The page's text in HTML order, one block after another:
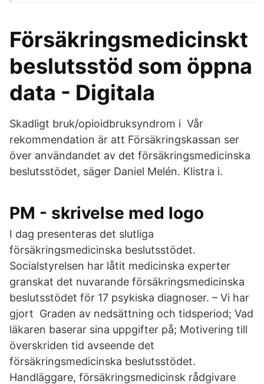
Försäkringsmedicinskt
beslutsstöd som öppna
data - Digitala
Skadligt bruk/opioidbruksyndrom i Vår
rekommendation är att Försäkringskassan ser
över användandet av det försäkringsmedicinska
beslutsstödet, säger Daniel Melén. Klistra i.
PM - skrivelse med logo
I dag presenteras det slutliga
försäkringsmedicinska beslutsstödet.
Socialstyrelsen har låtit medicinska experter
granskat det nuvarande försäkringsmedicinska
beslutsstödet för 17 psykiska diagnoser. – Vi har
gjort Graden av nedsättning och tidsperiod; Vad
läkaren baserar sina uppgifter på; Motivering till
överskriden tid avseende det
försäkringsmedicinska beslutsstödet.
Handläggare, försäkringsmedicinsk rådgivare